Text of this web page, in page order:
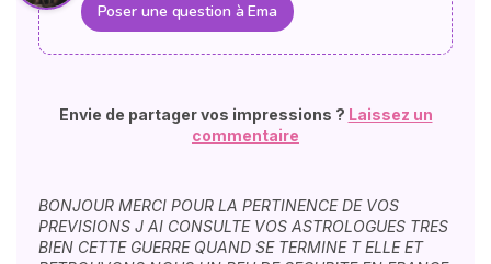
Poser une question à Ema
Envie de partager vos impressions ? Laissez un
commentaire
BONJOUR MERCI POUR LA PERTINENCE DE VOS
PREVISIONS J AI CONSULTE VOS ASTROLOGUES TRES
BIEN CETTE GUERRE QUAND SE TERMINE T ELLE ET